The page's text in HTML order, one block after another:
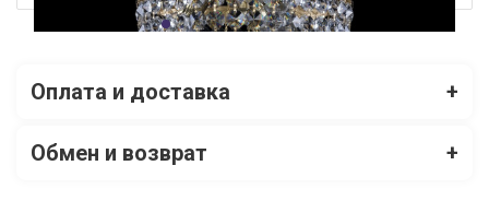
Оплата и доставка +
Обмен и возврат +